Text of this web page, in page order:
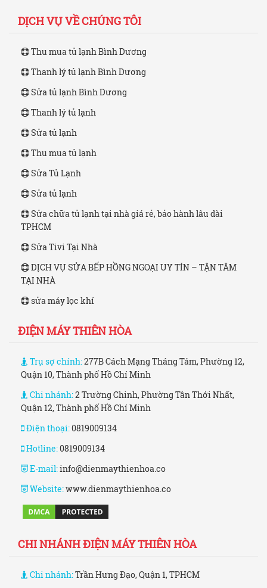
DỊCH VỤ VỀ CHÚNG TÔI
Thu mua tủ lạnh Bình Dương
Thanh lý tủ lạnh Bình Dương
Sửa tủ lạnh Bình Dương
Thanh lý tủ lạnh
Sửa tủ lạnh
Thu mua tủ lạnh
Sửa Tủ Lạnh
Sửa tủ lạnh
Sửa chữa tủ lạnh tại nhà giá rẻ, bảo hành lâu dài
TPHCM
Sửa Tivi Tại Nhà
DỊCH VỤ SỬA BẾP HỒNG NGOẠI UY TÍN – TẬN TÂM
TẠI NHÀ
sửa máy lọc khí
ĐIỆN MÁY THIÊN HÒA
Trụ sợ chính:277B Cách Mạng Tháng Tám, Phường 12,
Quận 10, Thành phố Hồ Chí Minh
Chi nhánh:2 Trường Chinh, Phường Tân Thới Nhất,
Quận 12, Thành phố Hồ Chí Minh
Điện thoại:0819009134
Hotline:0819009134
E-mail:info@dienmaythienhoa.co
Website:www.dienmaythienhoa.co
CHI NHÁNH ĐIỆN MÁY THIÊN HÒA
Chi nhánh:Trần Hưng Đạo, Quận 1, TPHCM